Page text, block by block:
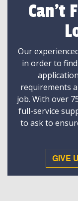
Can't
Our
in order to
requirements
job. With over
full-service
to ask to
GIVE